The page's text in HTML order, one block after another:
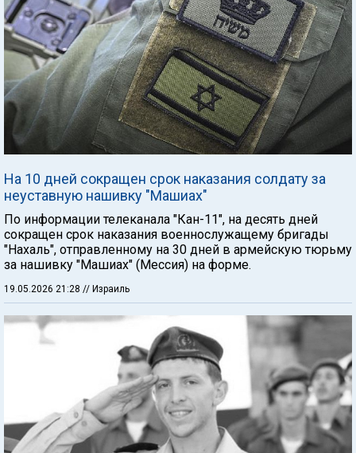
На 10 дней сокращен срок наказания солдату за
неуставную нашивку "Машиах"
По информации телеканала "Кан-11", на десять дней
сокращен срок наказания военнослужащему бригады
"Нахаль", отправленному на 30 дней в армейскую тюрьму
за нашивку "Машиах" (Мессия) на форме.
19.05.2026 21:28 // Израиль